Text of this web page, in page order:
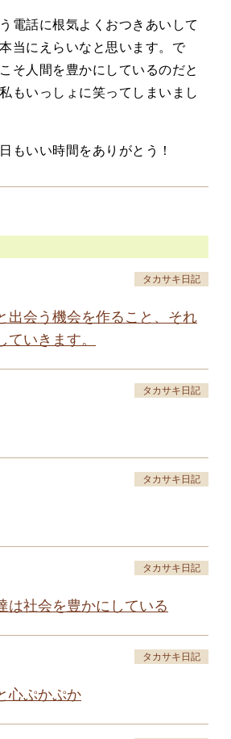
電話に根気よくおつきあいして
当にえらいなと思います。で
そ人間を豊かにしているのだと
もいっしょに笑ってしまいまし
もいい時間をありがとう！
タカサキ日記
出会う機会を作ること、それ
ていきます。
タカサキ日記
タカサキ日記
タカサキ日記
は社会を豊かにしている
タカサキ日記
心ぷかぷか